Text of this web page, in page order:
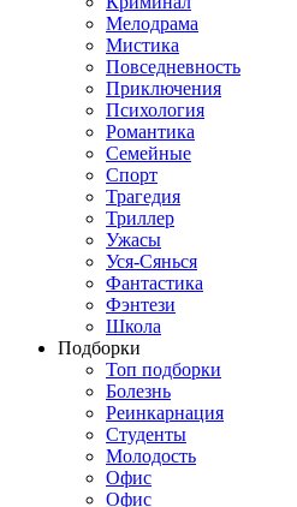
Мелодрама
Мистика
Повседневность
Приключения
Психология
Романтика
Семейные
Спорт
Трагедия
Триллер
Ужасы
Уся-Сянься
Фантастика
Фэнтези
Школа
Подборки
Топ подборки
Болезнь
Реинкарнация
Студенты
Молодость
Офис
Офис